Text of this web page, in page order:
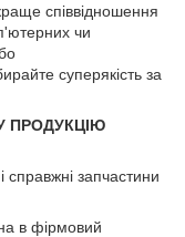
співвідношення
чи
суперякість за
ПРОДУКЦІЮ
справжні запчастини
в фірмовий